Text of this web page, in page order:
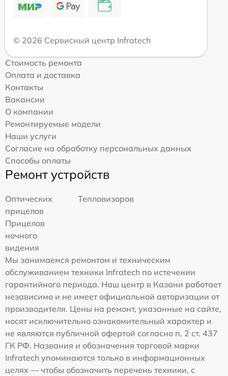
© 2026 Сервисный центр Infratech
Стоимость ремонта
Оплата и доставка
Контакты
Вакансии
О компании
Ремонтируемые модели
Наши услуги
Согласие на обработку персональных данных
Способы оплаты
Ремонт устройств
Оптических
прицелов
Тепловизоров
Прицелов
ночного
видения
Мы занимаемся ремонтом и техническим
обслуживанием техники Infratech по истечении
гарантийного периода. Наш центр в Казани работает
независимо и не имеет официальной авторизации от
производителя. Цены на ремонт, указанные на сайте,
носят исключительно ознакомительный характер и
не являются публичной офертой согласно п. 2 ст. 437
ГК РФ. Названия и обозначения торговой марки
Infratech упоминаются только в информационных
целях — чтобы обозначить перечень техники, с